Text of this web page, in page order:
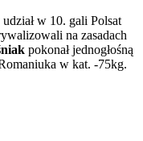
w 10. gali Polsat
na zasadach
pokonał jednogłośną
w kat. -75kg.